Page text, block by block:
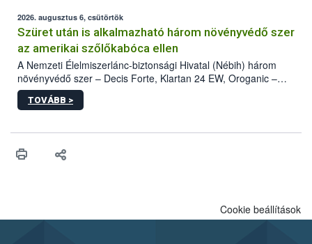
az intenzív felderítést, emellett az intézkedéseket a szlovák
hatósággal is összehangolják a terjedés megállítása érdekében.
2026. augusztus 6, csütörtök
Szüret után is alkalmazható három növényvédő szer
az amerikai szőlőkabóca ellen
A Nemzeti Élelmiszerlánc-biztonsági Hivatal (Nébih) három
növényvédő szer – Decis Forte, Klartan 24 EW, Oroganic –
engedélyokiratát módosította, így azok a szüretet követően,
egészen a vesszőérettség (BBCH 91) stádiumáig
érésű szőlőkben is legyen lehetőség a károsító elleni további
felhasználók számára is elérhető és ökológiai termesztésben is
TOVÁBB >
Cookie beállítások